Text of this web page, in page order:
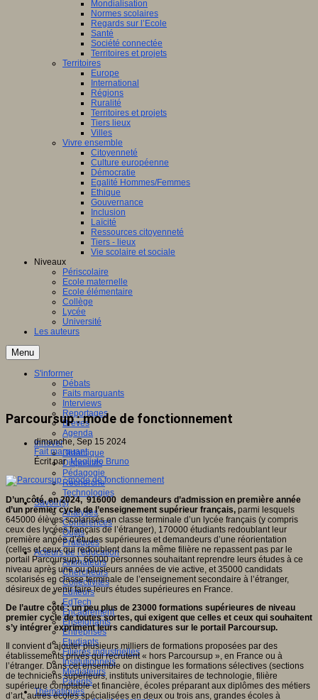
Mondialisation
Normes scolaires
Regards sur l’Ecole
Santé
Société connectée
Territoires et projets
Territoires
Europe
International
Régions
Ruralité
Territoires et projets
Tiers lieux
Villes
Vivre ensemble
Citoyenneté
Culture européenne
Démocratie
Egalité Hommes/Femmes
Ethique
Gouvernance
Inclusion
Laïcité
Ressources citoyenneté
Tiers - lieux
Vie scolaire et sociale
Niveaux
Périscolaire
Ecole maternelle
Ecole élémentaire
Collège
Lycée
Université
Les auteurs
Menu
S'informer
Débats
Faits marquants
Interviews
Reportages
Brèves
Agenda
Innover
Didactique
Dispositifs
Pédagogie
Recherche
Technologies
Savoir(s)
Analyses
Conférences
Outils
Pratiques
Acteurs de l'éducation
Animateurs
Chercheurs
Collectivités
Editeurs
EdTech
Encadrement
Enseignants
Entreprises
Etudiants
Filières industrielles
Institutionnels
Médiateurs
Parents
Thématiques
Parcoursup : mode de fonctionnement
dimanche, Sep 15 2024
Fait marquant
Écrit parMagliulo Bruno
D’un côté, en 2024, 916000 demandeurs d’admission en première année
d’un premier cycle de l’enseignement supérieur français, parmi lesquels
645000 élèves scolarisés en classe terminale d’un lycée français (y compris
ceux des lycées français de l’étranger), 170000 étudiants redoublant leur
première année d’études supérieures et demandeurs d’une réorientation
(celles et ceux qui redoublent dans la même filière ne repassent pas par le
portail Parcoursup), 66000 personnes souhaitant reprendre leurs études à ce
niveau après une ou plusieurs années de vie active, et 35000 candidats
scolarisés en classe terminale de l’enseignement secondaire à l’étranger,
désireux de venir faire leurs études supérieures en France.
De l’autre côté : un peu plus de 23000 formations supérieures de niveau
premier cycle de toutes sortes, qui exigent que celles et ceux qui souhaitent
s’y intégrer expriment leurs candidatures sur le portail Parcoursup.
Il convient d’ajouter plusieurs milliers de formations proposées par des
établissements privés qui recrutent « hors Parcoursup », en France ou à
l’étranger. Dans cet ensemble on distingue les formations sélectives (sections
de techniciens supérieurs, instituts universitaires de technologie, filière
supérieure comptable et financière, écoles préparant aux diplômes des métiers
d’art, autres écoles spécialisées en deux ou trois ans, grandes écoles à